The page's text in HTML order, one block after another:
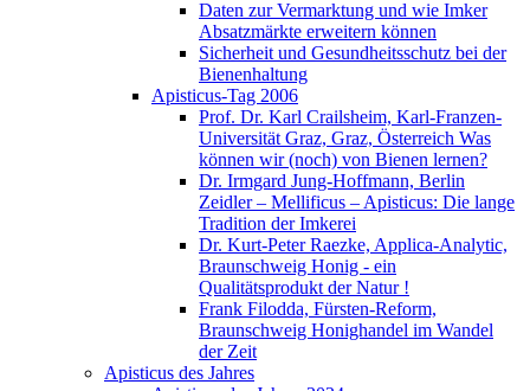
Daten zur Vermarktung und wie Imker
Absatzmärkte erweitern können
Sicherheit und Gesundheitsschutz bei der
Bienenhaltung
Apisticus-Tag 2006
Prof. Dr. Karl Crailsheim, Karl-Franzen-
Universität Graz, Graz, Österreich Was
können wir (noch) von Bienen lernen?
Dr. Irmgard Jung-Hoffmann, Berlin
Zeidler – Mellificus – Apisticus: Die lange
Tradition der Imkerei
Dr. Kurt-Peter Raezke, Applica-Analytic,
Braunschweig Honig - ein
Qualitätsprodukt der Natur !
Frank Filodda, Fürsten-Reform,
Braunschweig Honighandel im Wandel
der Zeit
Apisticus des Jahres